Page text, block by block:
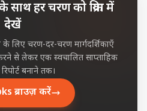
हर चरण को क्रिया में
देखें
लिए चरण-दर-चरण मार्गदर्शिकाएँ
से लेकर एक स्वचालित साप्ताहिक
बनाने तक।
ब्राउज़ करें